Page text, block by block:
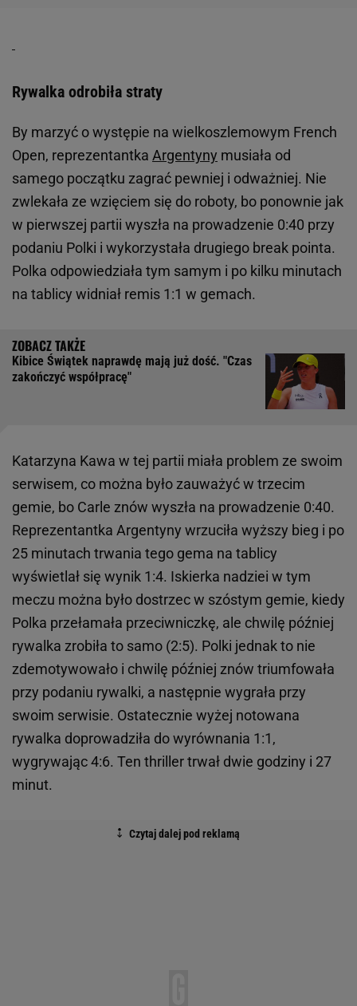
Rywalka odrobiła straty
By marzyć o występie na wielkoszlemowym French
Open, reprezentantka Argentyny musiała od
samego początku zagrać pewniej i odważniej. Nie
zwlekała ze wzięciem się do roboty, bo ponownie jak
w pierwszej partii wyszła na prowadzenie 0:40 przy
podaniu Polki i wykorzystała drugiego break pointa.
Polka odpowiedziała tym samym i po kilku minutach
na tablicy widniał remis 1:1 w gemach.
Kibice Świątek naprawdę mają już dość. "Czas
zakończyć współpracę"
Katarzyna Kawa w tej partii miała problem ze swoim
serwisem, co można było zauważyć w trzecim
gemie, bo Carle znów wyszła na prowadzenie 0:40.
Reprezentantka Argentyny wrzuciła wyższy bieg i po
25 minutach trwania tego gema na tablicy
wyświetlał się wynik 1:4. Iskierka nadziei w tym
meczu można było dostrzec w szóstym gemie, kiedy
Polka przełamała przeciwniczkę, ale chwilę później
rywalka zrobiła to samo (2:5). Polki jednak to nie
zdemotywowało i chwilę później znów triumfowała
przy podaniu rywalki, a następnie wygrała przy
swoim serwisie. Ostatecznie wyżej notowana
rywalka doprowadziła do wyrównania 1:1,
wygrywając 4:6. Ten thriller trwał dwie godziny i 27
minut.